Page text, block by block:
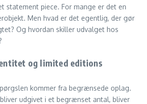
statement piece. For mange er det en
Men hvad er det egentlig, der gør
Og hvordan skiller udvalget hos
og limited editions
kommer fra begrænsede oplag.
udgivet i et begrænset antal, bliver